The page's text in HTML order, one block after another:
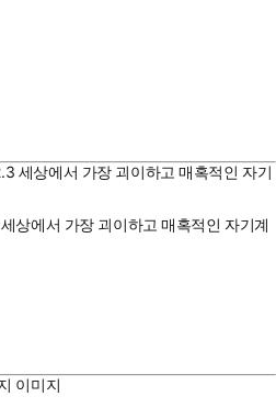
상에서 가장 괴이하고 매혹적인 자기계